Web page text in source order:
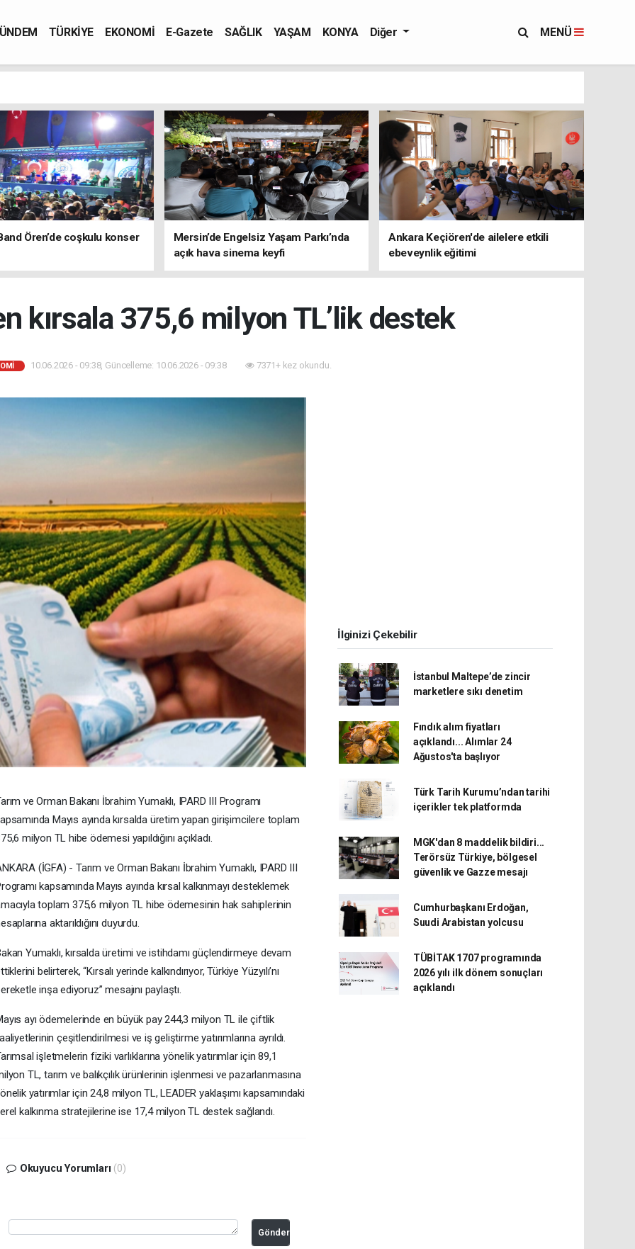
TÜRKİYE EKONOMİ E-Gazete SAĞLIK YAŞAM KONYA Diğer MENÜ
Ören’de coşkulu konser
Mersin’de Engelsiz Yaşam Parkı’nda
açık hava sinema keyfi
Ankara Keçiören'de ailelere etkili
ebeveynlik eğitimi
kırsala 375,6 milyon TL’lik destek
10.06.2026 - 09:38, Güncelleme: 10.06.2026 - 09:38 7371+ kez okundu.
ve Orman Bakanı İbrahim Yumaklı, IPARD III Programı
Mayıs ayında kırsalda üretim yapan girişimcilere toplam
milyon TL hibe ödemesi yapıldığını açıkladı.
(İGFA) - Tarım ve Orman Bakanı İbrahim Yumaklı, IPARD III
kapsamında Mayıs ayında kırsal kalkınmayı desteklemek
toplam 375,6 milyon TL hibe ödemesinin hak sahiplerinin
aktarıldığını duyurdu.
Yumaklı, kırsalda üretimi ve istihdamı güçlendirmeye devam
belirterek, “Kırsalı yerinde kalkındırıyor, Türkiye Yüzyılı’nı
inşa ediyoruz” mesajını paylaştı.
ayı ödemelerinde en büyük pay 244,3 milyon TL ile çiftlik
çeşitlendirilmesi ve iş geliştirme yatırımlarına ayrıldı.
işletmelerin fiziki varlıklarına yönelik yatırımlar için 89,1
TL, tarım ve balıkçılık ürünlerinin işlenmesi ve pazarlanmasına
yatırımlar için 24,8 milyon TL, LEADER yaklaşımı kapsamındaki
kalkınma stratejilerine ise 17,4 milyon TL destek sağlandı.
Okuyucu Yorumları (0)
Gönder
İlginizi Çekebilir
İstanbul Maltepe’de zincir
marketlere sıkı denetim
Fındık alım fiyatları
açıklandı... Alımlar 24
Ağustos'ta başlıyor
Türk Tarih Kurumu’ndan tarihi
içerikler tek platformda
MGK'dan 8 maddelik bildiri...
Terörsüz Türkiye, bölgesel
güvenlik ve Gazze mesajı
Cumhurbaşkanı Erdoğan,
Suudi Arabistan yolcusu
TÜBİTAK 1707 programında
2026 yılı ilk dönem sonuçları
açıklandı